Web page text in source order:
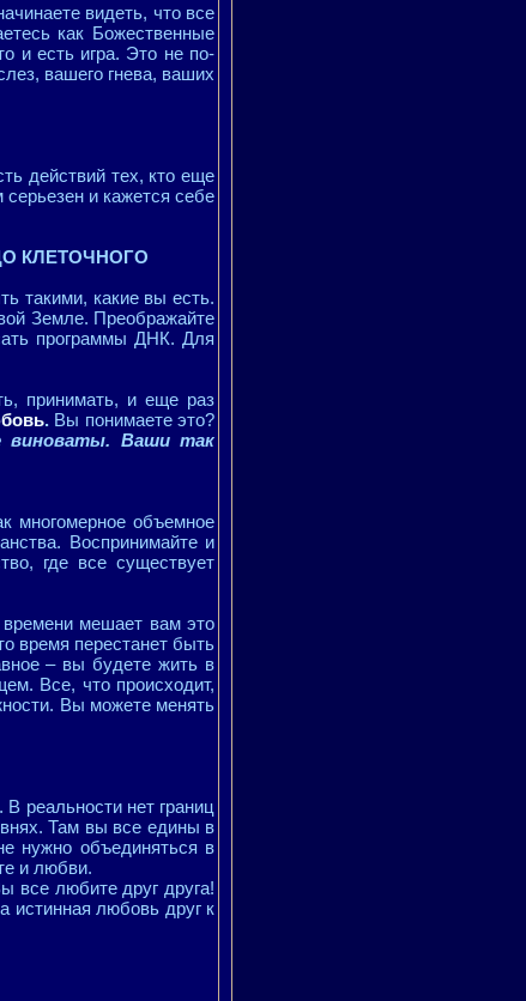
видеть, что все
как Божественные
и есть игра. Это не по-
вашего гнева, ваших
действий тех, кто еще
и кажется себе
КЛЕТОЧНОГО
такими, какие вы есть.
Земле. Преображайте
программы ДНК. Для
принимать, и еще раз
.Вы понимаете это?
Ваши так
многомерное объемное
Воспринимайте и
где все существует
мешает вам это
время перестанет быть
– вы будете жить в
Все, что происходит,
Вы можете менять
реальности нет границ
Там вы все едины в
нужно объединяться в
и любви.
все любите друг друга!
истинная любовь друг к